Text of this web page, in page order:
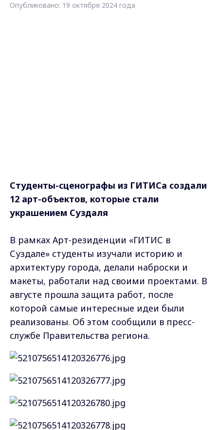
Опубликовано: 19 октября 2024 года
Студенты-сценографы из ГИТИСа создали
12 арт-объектов, которые стали
украшением Суздаля
В рамках Арт-резиденции «ГИТИС в
Суздале» студенты изучали историю и
архитектуру города, делали наброски и
макеты, работали над своими проектами. В
августе прошла защита работ, после
которой самые интересные идеи были
реализованы. Об этом сообщили в пресс-
службе Правительства региона.